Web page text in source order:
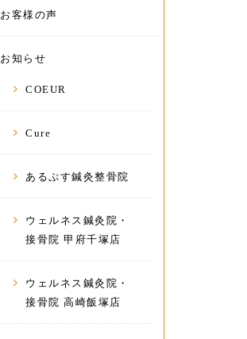
お客様の声
お知らせ
COEUR
Cure
あるぷす鍼灸整骨院
ウェルネス鍼灸院・
接骨院 甲府千塚店
ウェルネス鍼灸院・
接骨院 高崎飯塚店